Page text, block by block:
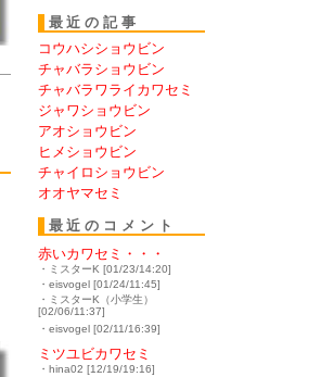
最近の記事
コウハシショウビン
チャバラショウビン
チャバラワライカワセミ
ジャワショウビン
アオショウビン
ヒメショウビン
チャイロショウビン
オオヤマセミ
最近のコメント
赤いカワセミ・・・
・ミスターK [01/23/14:20]
・eisvogel [01/24/11:45]
・ミスターK（小学生）
[02/06/11:37]
・eisvogel [02/11/16:39]
ミツユビカワセミ
・hina02 [12/19/19:16]